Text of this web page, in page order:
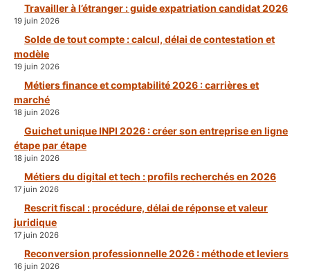
Travailler à l’étranger : guide expatriation candidat 2026
19 juin 2026
Solde de tout compte : calcul, délai de contestation et
modèle
19 juin 2026
Métiers finance et comptabilité 2026 : carrières et
marché
18 juin 2026
Guichet unique INPI 2026 : créer son entreprise en ligne
étape par étape
18 juin 2026
Métiers du digital et tech : profils recherchés en 2026
17 juin 2026
Rescrit fiscal : procédure, délai de réponse et valeur
juridique
17 juin 2026
Reconversion professionnelle 2026 : méthode et leviers
16 juin 2026